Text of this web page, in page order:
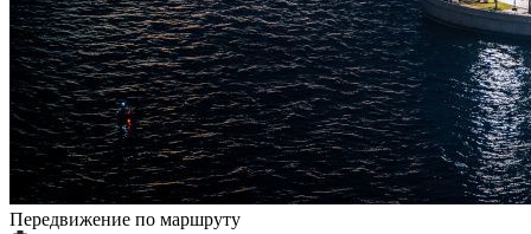
Передвижение по маршруту